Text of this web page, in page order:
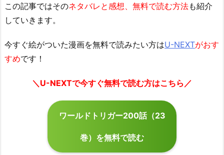
この記事ではそのネタバレと感想、無料で読む方法も紹介
していきます。
今すぐ絵がついた漫画を無料で読みたい方はU-NEXTがおす
すめです！
＼U-NEXTで今すぐ無料で読む方はこちら／
ワールドトリガー200話（23
巻）を無料で読む